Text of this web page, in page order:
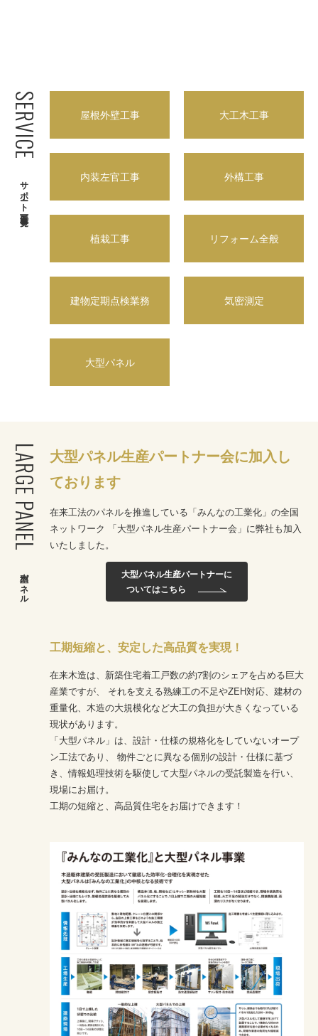
ソーラー
シロアリ/リフォーム
SERVICE
サポート可能工事一覧
屋根外壁工事 大工木工事
内装左官工事 外構工事
植栽工事 リフォーム全般
建物定期点検業務 気密測定
大型パネル
LARGE PANEL
大型パネル
大型パネル生産パートナー会に加入し
ております
在来工法のパネルを推進している「みんなの工業化」の全国
ネットワーク
「大型パネル生産パートナー会」に弊社も加入
いたしました。
大型パネル生産パートナーに
ついてはこちら
工期短縮と、安定した高品質を実現！
在来木造は、新築住宅着工戸数の約7割のシェアを占める巨大
産業ですが、
それを支える熟練工の不足やZEH対応、建材の
重量化、木造の大規模化など大工の負担が大きくなっている
現状があります。
「大型パネル」は、設計・仕様の規格化をしていないオープ
ン工法であり、
物件ごとに異なる個別の設計・仕様に基づ
き、情報処理技術を駆使して大型パネルの受託製造を行い、
現場にお届け。
工期の短縮と、高品質住宅をお届けできます！